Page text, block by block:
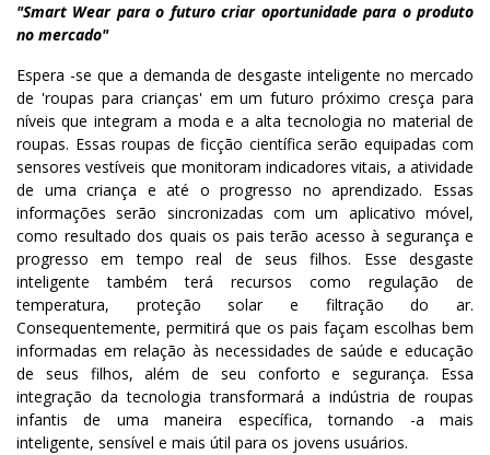
"Smart Wear para o futuro criar oportunidade para o produto
no mercado"
Espera -se que a demanda de desgaste inteligente no mercado
de 'roupas para crianças' em um futuro próximo cresça para
níveis que integram a moda e a alta tecnologia no material de
roupas. Essas roupas de ficção científica serão equipadas com
sensores vestíveis que monitoram indicadores vitais, a atividade
de uma criança e até o progresso no aprendizado. Essas
informações serão sincronizadas com um aplicativo móvel,
como resultado dos quais os pais terão acesso à segurança e
progresso em tempo real de seus filhos. Esse desgaste
inteligente também terá recursos como regulação de
temperatura, proteção solar e filtração do ar.
Consequentemente, permitirá que os pais façam escolhas bem
informadas em relação às necessidades de saúde e educação
de seus filhos, além de seu conforto e segurança. Essa
integração da tecnologia transformará a indústria de roupas
infantis de uma maneira específica, tornando -a mais
inteligente, sensível e mais útil para os jovens usuários.